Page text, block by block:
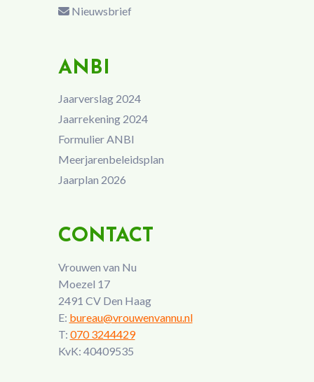
Nieuwsbrief
ANBI
Jaarverslag 2024
Jaarrekening 2024
Formulier ANBI
Meerjarenbeleidsplan
Jaarplan 2026
CONTACT
Vrouwen van Nu
Moezel 17
2491 CV Den Haag
E: bureau@vrouwenvannu.nl
T: 070 3244429
KvK: 40409535